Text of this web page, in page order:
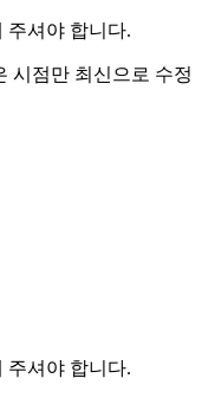
주셔야 합니다.
시점만 최신으로 수정
주셔야 합니다.